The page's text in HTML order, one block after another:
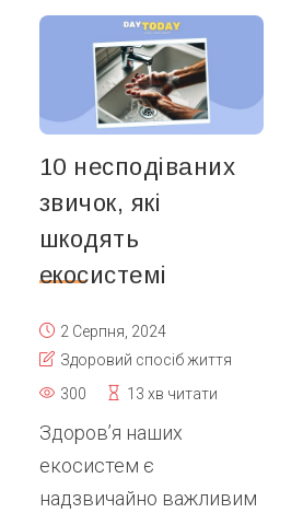
10 несподіваних
звичок, які
шкодять
екосистемі
2 Серпня, 2024
Здоровий спосіб життя
300
13 хв читати
Здоров’я наших
екосистем є
надзвичайно важливим